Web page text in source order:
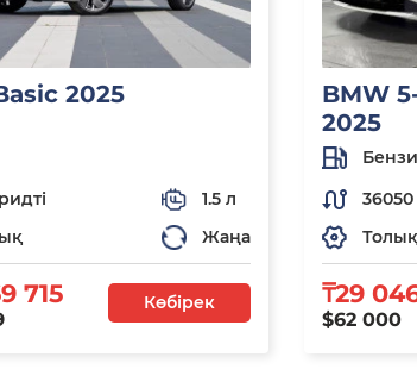
2025
1.5 л
Жаңа
715 Көбірек
BMW
2025
Толық
₸29
$62 000